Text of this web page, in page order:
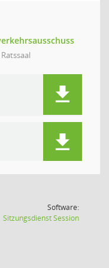
Software:
SitzungsdienstSession(Wird in